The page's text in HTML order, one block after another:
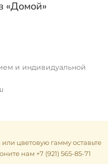
«Домой»
и индивидуальной
цветовую гамму оставьте
нам +7 (921) 565-85-71